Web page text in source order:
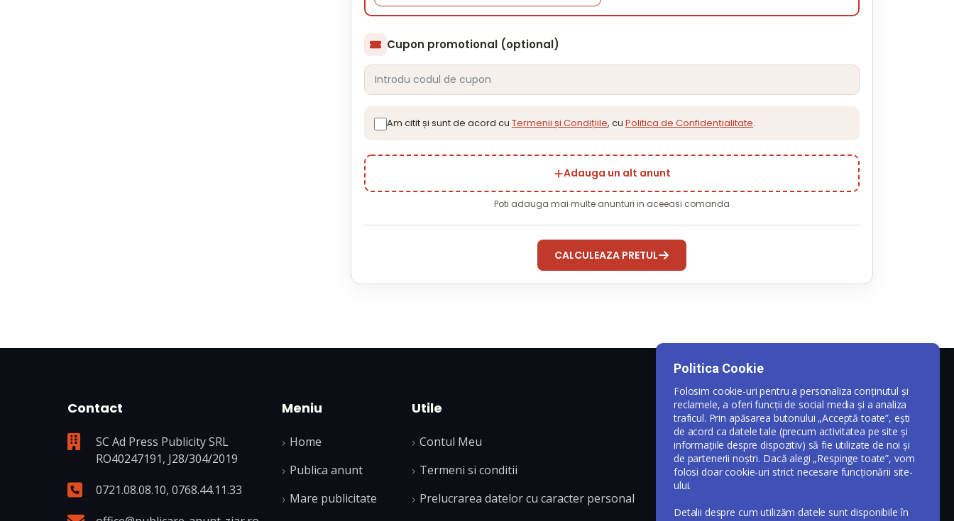
Cupon promotional (optional)
Am citit și sunt de acord cu Termenii și Condițiile, cu Politica de Confidențialitate.
Adauga un alt anunt
Poti adauga mai multe anunturi in aceeasi comanda
CALCULEAZA PRETUL
Contact
SC Ad Press Publicity SRL
RO40247191, J28/304/2019
0721.08.08.10, 0768.44.11.33
Meniu
Home
Publica anunt
Mare publicitate
Utile
Contul Meu
Termeni si conditii
Prelucrarea datelor cu caracter personal
Politica Cookie
Folosim cookie-uri pentru a personaliza conținutul și
reclamele, a oferi funcții de social media și a analiza
traficul. Prin apăsarea butonului „Acceptă toate”, ești
de acord ca datele tale (precum activitatea pe site și
informațiile despre dispozitiv) să fie utilizate de noi și
de partenerii noștri. Dacă alegi „Respinge toate”, vom
folosi doar cookie-uri strict necesare funcționării site-
ului.
Detalii despre cum utilizăm datele sunt disponibile în